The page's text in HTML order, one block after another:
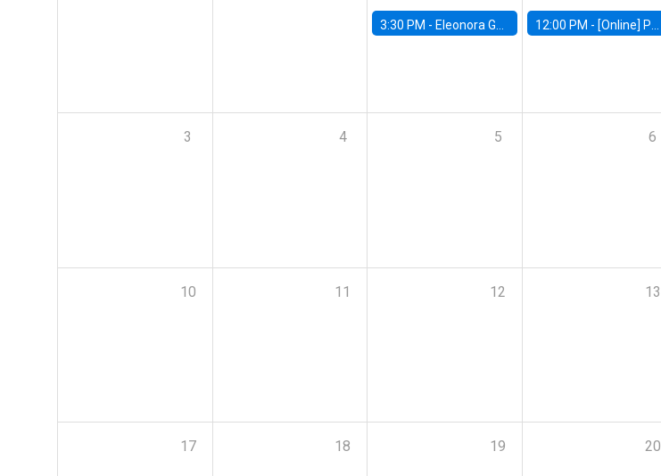
3:30 PM - Eleonora Guarnieri, Exeter University 12:00 PM - [Online] Pablo Slutzky, University of Maryland
3 4 5 6
10 11 12 13
17 18 19 20